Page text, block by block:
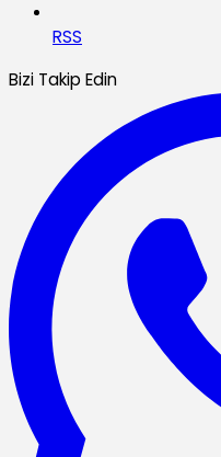
RSS
Bizi Takip Edin